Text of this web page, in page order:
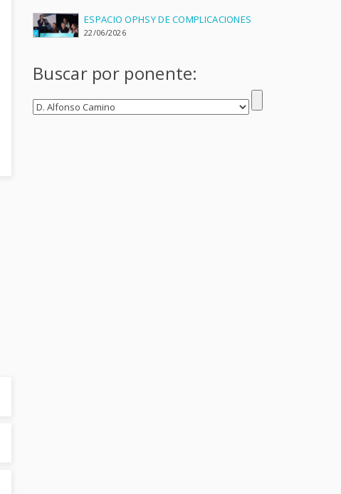
ESPACIO OPHSY DE COMPLICACIONES
22/06/2026
Buscar por ponente: